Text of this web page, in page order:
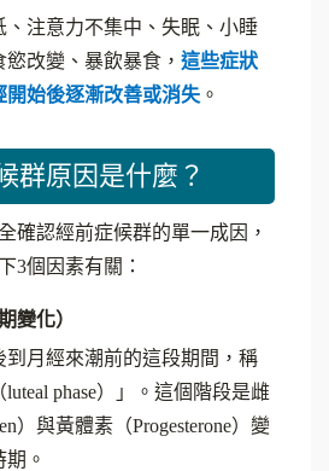
、注意力不集中、失眠、小睡
改變、暴飲暴食， 這些症狀
開始後逐漸改善或消失 。
群原因是什麼？
確認經前症候群的單一成因，
3個因素有關：
變化）
到月經來潮前的這段期間，稱
phase）」。這個階段是雌
）與黃體素（Progesterone）變
。